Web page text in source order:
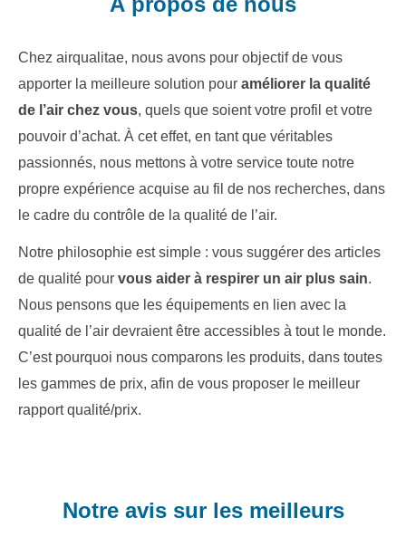
Chez airqualitae, nous avons pour objectif de vous
apporter la meilleure solution pour améliorer la qualité
de l’air chez vous, quels que soient votre profil et votre
pouvoir d’achat. À cet effet, en tant que véritables
passionnés, nous mettons à votre service toute notre
propre expérience acquise au fil de nos recherches, dans
le cadre du contrôle de la qualité de l’air.
Notre philosophie est simple : vous suggérer des articles
de qualité pour vous aider à respirer un air plus sain.
Nous pensons que les équipements en lien avec la
qualité de l’air devraient être accessibles à tout le monde.
C’est pourquoi nous comparons les produits, dans toutes
les gammes de prix, afin de vous proposer le meilleur
rapport qualité/prix.
Notre avis sur les meilleurs